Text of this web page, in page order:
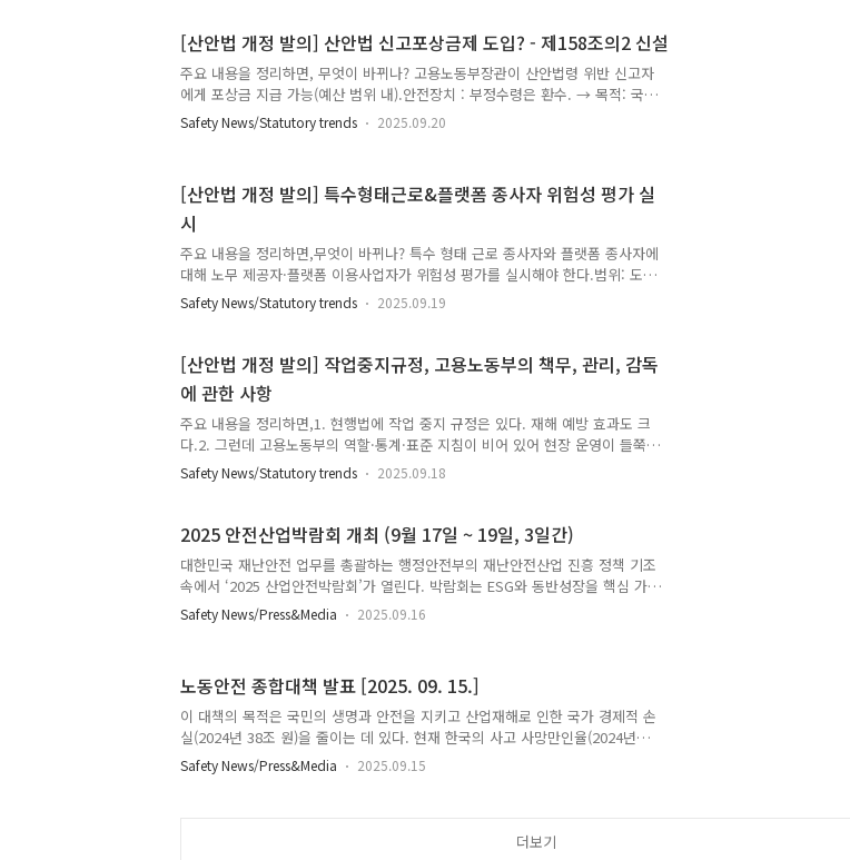
훈련 강화 등을 적극적으로 추진한다. 재정 운영에서는 연구개발(R&D)· AI 분야
에 대한 투자를 확대하고, 기존 사업의 구조를 조정 및 혁신하는 한편, 신규 사업
을 신설하여 미래지향적인 직업..
[산안법 개정 발의] 산안법 신고포상금제 도입? - 제158조의2 신설
주요 내용을 정리하면, 무엇이 바뀌나? 고용노동부장관이 산안법령 위반 신고자
에게 포상금 지급 가능(예산 범위 내).안전장치 : 부정수령은 환수. → 목적: 국민
경각심↑ + 신고 활성화 → 산재 사망사고 예방. 의안명 : 산업안전보건법 일부개
정법률안발의정보 : 이학영의원 대표발의( 이학영, 김태선, 이용우, 서미화, 송재
급) ① 고용노동부장관은 산업안전보건법령 위반에 대하여 신고를 한 사람에게
예산의 범위 내에서 포상금을 지급할 수 있다. ② 고용노동부장관은 신고를 한
사람이 거짓이나 그 밖의 부정한 방법으로 제1항에 따른 포상금을 지급받은..
Safety News/Statutory trends 2025.09.20
[산안법 개정 발의] 특수형태근로&플랫폼 종사자 위험성 평가 실
시
주요 내용을 정리하면,무엇이 바뀌나? 특수 형태 근로 종사자와 플랫폼 종사자에
대해 노무 제공자·플랫폼 이용사업자가 위험성 평가를 실시해야 한다.범위: 도로
·현장 위험뿐 아니라 알고리즘·업무 배정 시스템 내재 위험까지 포함.어떻게?
평가 과정에 종사자 참여 필수, 기록·보존 의무, 방법·절차·시기는 고용노동부
안발의정보 : 이강일의원 대표발의(이강일, 김현정, 박홍배, 민병덕, 박상혁, 김남
근, 김남희, 이상식, 임미애, 강준현, 허영, 이용우 의원 12인)산업안전보건법 제
77조의2 신설제77조의2(특수형태근로종사자등에 대한 위험성 평가의 실시) ①
다음 각 호의 자는 특수형태근로종사자 및 「산업재해보상보험법」 제91조의
15..
Safety News/Statutory trends 2025.09.19
[산안법 개정 발의] 작업중지규정, 고용노동부의 책무, 관리, 감독
에 관한 사항
주요 내용을 정리하면,1. 현행법에 작업 중지 규정은 있다. 재해 예방 효과도 크
다.2. 그런데 고용노동부의 역할·통계·표준 지침이 비어 있어 현장 운영이 들쭉
날쭉이다.3. 개정안은 장관이 급박한 위험 평가·대응 표준을 만들고 지도·권고
하며, 사업주는 주기적 보고로 데이터 기반 관리체계를 세운다(안 제13조, 제51
11인(김위상, 이종배, 구자근, 김재섭, 신동욱, 김선교, 박충권, 김형동, 김성원,
김소희, 정동만 의원) 산업안전보건법 일부를 다음과 같이 개정한다.▶ 제13조제
1항에 제3호를 다음과 같이 신설한다.3. 제51조 및 제52조의 급박한 위험과 관
련된 위험성 평가 및 대응 조치 ▶ 제51조 제목 외의 부분을 제..
Safety News/Statutory trends 2025.09.18
2025 안전산업박람회 개최 (9월 17일 ~ 19일, 3일간)
대한민국 재난안전 업무를 총괄하는 행정안전부의 재난안전산업 진흥 정책 기조
속에서 ‘2025 산업안전박람회’가 열린다. 박람회는 ESG와 동반성장을 핵심 가치
로 내세워, ‘안전’을 공공기관 신뢰의 척도로 강조하고 재난안전 산업 전반의 비
즈니스 기회를 한자리에 모으는 것을 목표로 한다. 올해 행사는 동반성장 구매상
공유해 잠재 고객을 발굴하고, 행사 간 상호 시너지를 확대한다는 전략이다. 주
최 측은 국내외로 명확히 타깃팅 된 비즈니스 프로그램을 구성하고, 현장에서 만
난 진성 고객을 체계적으로 추적·관리할 수 있는 CRM을 도입해 거래 ..
Safety News/Press&Media 2025.09.16
노동안전 종합대책 발표 [2025. 09. 15.]
이 대책의 목적은 국민의 생명과 안전을 지키고 산업재해로 인한 국가 경제적 손
실(2024년 38조 원)을 줄이는 데 있다. 현재 한국의 사고 사망만인율(2024년
0.39‱)은 OECD 국가 중 최하위 수준이며, 예방 가능한 추락·끼임 등 재래형
사고가 반복되고 있다. 이에 따라 구조적·근본적 원인을 해결하고 노동자를 ‘예
명으로 감소세가 미미하다. 특히 50인 미만 소규모 사업장과 하청 노동자, 특수
Safety News/Press&Media 2025.09.15
더보기